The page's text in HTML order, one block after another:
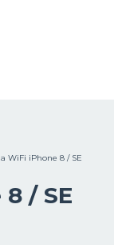
WiFi iPhone 8 / SE
/ SE